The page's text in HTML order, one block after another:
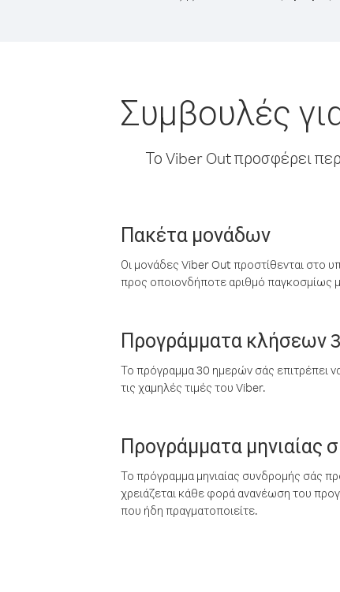
Συμβουλές
Το Viber Out προσφέρει
Πακέτα μονάδων
Οι μονάδες Viber Out προστίθενται στο
προς οποιονδήποτε αριθμό παγκοσμίως
Προγράμματα κλήσεων
Το πρόγραμμα 30 ημερών σάς επιτρέπει
τις χαμηλές τιμές του Viber.
Προγράμματα μηνιαίας
Το πρόγραμμα μηνιαίας συνδρομής σάς
χρειάζεται κάθε φορά ανανέωση του
που ήδη πραγματοποιείτε.